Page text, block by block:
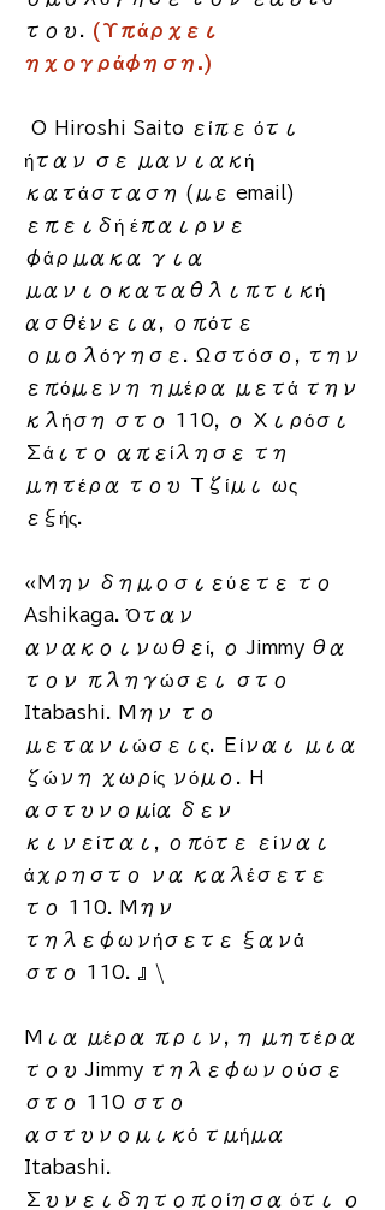
του. (Υπάρχει
ηχογράφηση.)
Ο Hiroshi Saito είπε ότι
ήταν σε μανιακή
κατάσταση (με email)
επειδή έπαιρνε
φάρμακα για
μανιοκαταθλιπτική
ασθένεια, οπότε
ομολόγησε. Ωστόσο, την
επόμενη ημέρα μετά την
κλήση στο 110, ο Χιρόσι
Σάιτο απείλησε τη
μητέρα του Τζίμι ως
εξής.
«Μην δημοσιεύετε το
Ashikaga. Όταν
ανακοινωθεί, ο Jimmy θα
τον πληγώσει στο
Itabashi. Μην το
μετανιώσεις. Είναι μια
ζώνη χωρίς νόμο. Η
αστυνομία δεν
κινείται, οπότε είναι
άχρηστο να καλέσετε
το 110. Μην
τηλεφωνήσετε ξανά
στο 110. 』\
Μια μέρα πριν, η μητέρα
του Jimmy τηλεφωνούσε
στο 110 στο
αστυνομικό τμήμα
Itabashi.
Συνειδητοποίησα ότι ο